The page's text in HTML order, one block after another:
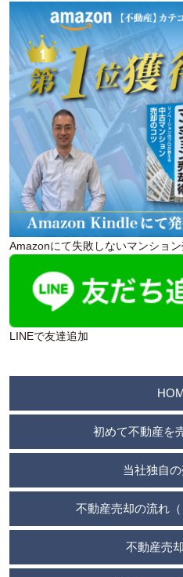
Amazonにて失敗しないマンショ
LINEで友達追加
初めて不動産を
当社独自
不動産売却の流れ（
不動産売